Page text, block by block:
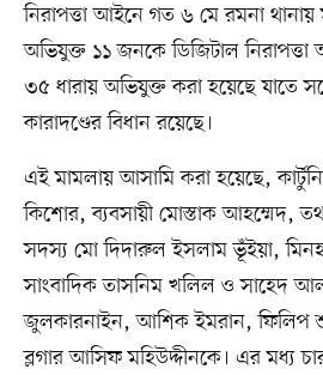
নিরাপত্তা আইনে গত ৬ মে রমনা থানায়
অভিযুক্ত ১১ জনকে ডিজিটাল
৩৫ ধারায় অভিযুক্ত করা হয়েছে যাতে
কারাদণ্ডের বিধান রয়েছে।
এই মামলায় আসামি করা হয়েছে,
কিশোর, ব্যবসায়ী মোস্তাক আহম্মেদ,
সদস্য মো দিদারুল ইসলাম ভূঁইয়া,
সাংবাদিক তাসনিম খলিল ও সাহেদ
জুলকারনাইন, আশিক ইমরান, ফিলিপ
ব্লগার আসিফ মহিউদ্দীনকে। এর মধ্য